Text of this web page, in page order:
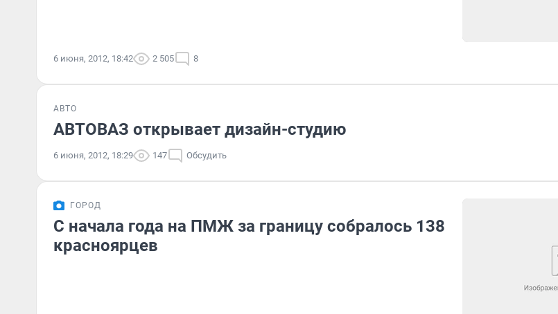
6 июня, 2012, 18:42 2 505 8
АВТО
АВТОВАЗ открывает дизайн-студию
6 июня, 2012, 18:29 147 Обсудить
ГОРОД
С начала года на ПМЖ за границу собралось 138
красноярцев